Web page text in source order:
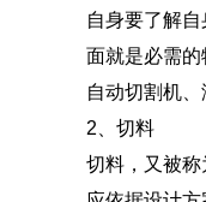
自身要了解
面就是必需
自动切割机、
2、切料
切料，又被称